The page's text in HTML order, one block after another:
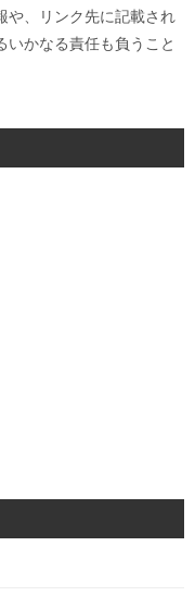
や、リンク先に記載され
いかなる責任も負うこと